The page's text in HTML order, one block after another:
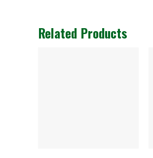
Related Products